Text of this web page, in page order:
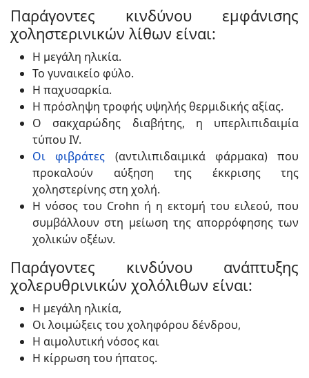
Παράγοντες κινδύνου εμφάνισης
χοληστερινικών λίθων είναι:
Η μεγάλη ηλικία.
Το γυναικείο φύλο.
Η παχυσαρκία.
Η πρόσληψη τροφής υψηλής θερμιδικής αξίας.
Ο σακχαρώδης διαβήτης, η υπερλιπιδαιμία
τύπου IV.
Οι φιβράτες (αντιλιπιδαιμικά φάρμακα) που
προκαλούν αύξηση της έκκρισης της
χοληστερίνης στη χολή.
Η νόσος του Crohn ή η εκτομή του ειλεού, που
συμβάλλουν στη μείωση της απορρόφησης των
χολικών οξέων.
Παράγοντες κινδύνου ανάπτυξης
χολερυθρινικών χολόλιθων είναι:
Η μεγάλη ηλικία,
Οι λοιμώξεις του χοληφόρου δένδρου,
Η αιμολυτική νόσος και
Η κίρρωση του ήπατος.